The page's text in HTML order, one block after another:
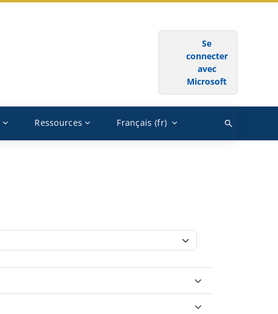
Se
connecter
avec
Microsoft
Ressources Français ‎(fr)‎
Rechercher